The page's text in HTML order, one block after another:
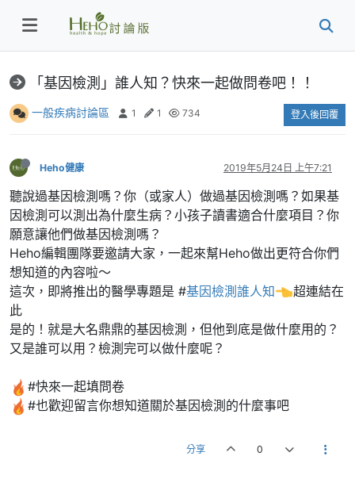
「基因檢測」誰人知？快來一起做問卷吧！！
一般疾病討論區 1 1 734 登入後回覆
Heho健康 2019年5月24日 上午7:21
聽說過基因檢測嗎？你（或家人）做過基因檢測嗎？如果基
因檢測可以測出為什麼生病？小孩子讀書適合什麼項目？你
願意讓他們做基因檢測嗎？
Heho編輯團隊要邀請大家，一起來幫Heho做出更符合你們
想知道的內容啦～
這次，即將推出的醫學專題是 #基因檢測誰人知
超連結在
此
是的！就是大名鼎鼎的基因檢測，但他到底是做什麼用的？
又是誰可以用？檢測完可以做什麼呢？
#快來一起填問卷
#也歡迎留言你想知道關於基因檢測的什麼事吧
分享 0